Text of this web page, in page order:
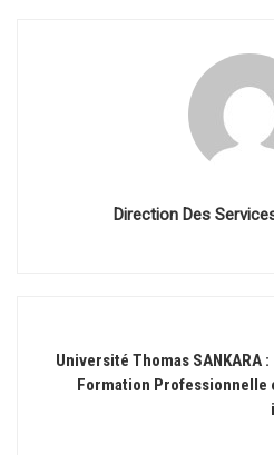
Direction Des
Université Thomas SANKARA
Formation Professionnelle